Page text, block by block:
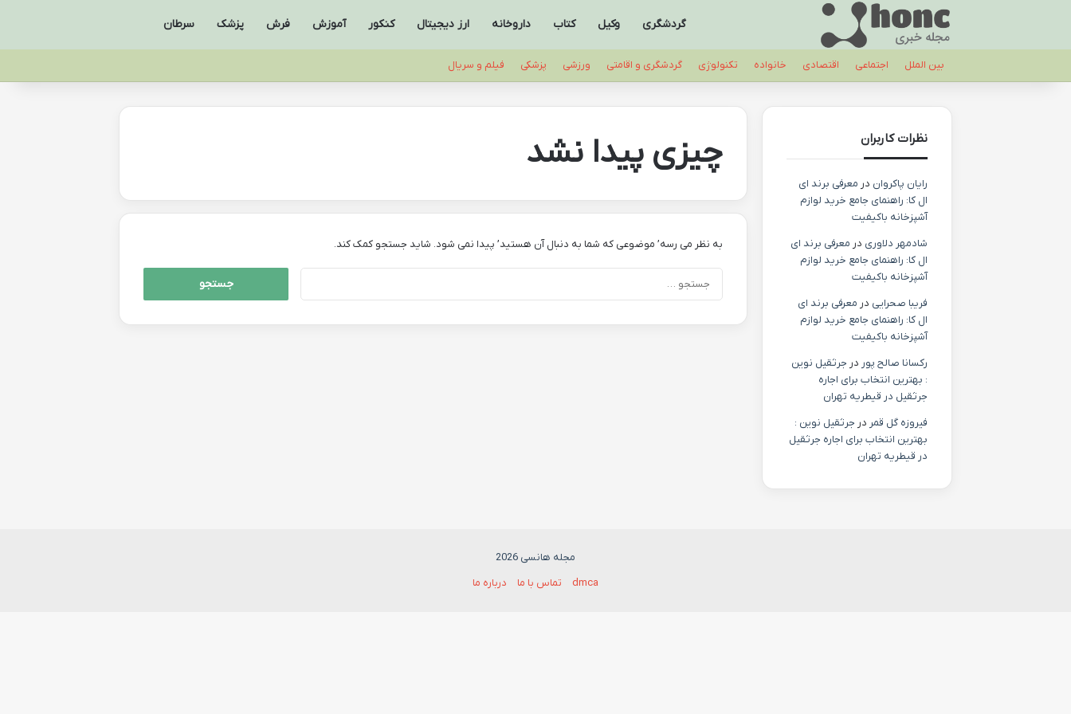
گردشگری وکیل کتاب داروخانه ارز دیجیتال کنکور آموزش فرش پزشک سرطان
بین الملل اجتماعی اقتصادی خانواده تکنولوژی گردشگری و اقامتی ورزشی پزشکی فیلم و سریال
چیزی پیدا نشد
به نظر می رسه’ موضوعی که شما به دنبال آن هستید’ پیدا نمی شود. شاید جستجو کمک کند.
نظرات کاربران
رایان پاکروان در معرفی برند ای
ال کا: راهنمای جامع خرید لوازم
آشپزخانه باکیفیت
شادمهر دلاوری در معرفی برند ای
ال کا: راهنمای جامع خرید لوازم
آشپزخانه باکیفیت
فریبا صحرایی در معرفی برند ای
ال کا: راهنمای جامع خرید لوازم
آشپزخانه باکیفیت
رکسانا صالح پور در جرثقیل نوین
: بهترین انتخاب برای اجاره
جرثقیل در قیطریه تهران
فیروزه گل قمر در جرثقیل نوین :
بهترین انتخاب برای اجاره جرثقیل
در قیطریه تهران
مجله هانسی 2026
dmca
تماس با ما درباره ما